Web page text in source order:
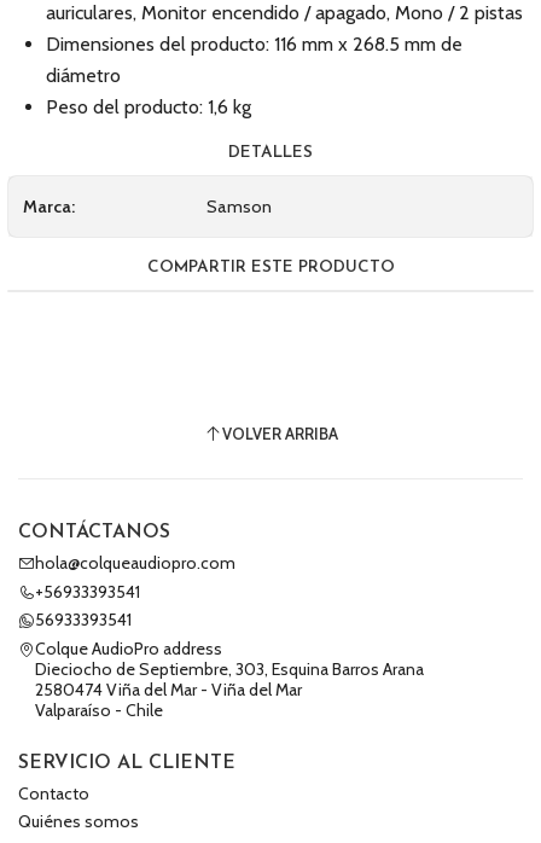
auriculares, Monitor encendido / apagado, Mono / 2 pistas
Dimensiones del producto: 116 mm x 268.5 mm de
diámetro
Peso del producto: 1,6 kg
DETALLES
Marca: Samson
COMPARTIR ESTE PRODUCTO
VOLVER ARRIBA
CONTÁCTANOS
hola@colqueaudiopro.com
+56933393541
56933393541
Colque AudioPro address
Dieciocho de Septiembre, 303, Esquina Barros Arana
2580474 Viña del Mar - Viña del Mar
Valparaíso - Chile
SERVICIO AL CLIENTE
Contacto
Quiénes somos